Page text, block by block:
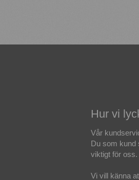
Hur vi
Vår
Du som kund
viktigt för oss.
Vi vill känna